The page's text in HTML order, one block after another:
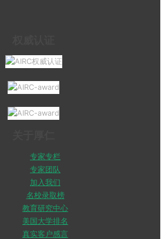
专家专栏
专家团队
加入我们
名校录取榜
教育研究中心
美国大学排名
真实客户感言